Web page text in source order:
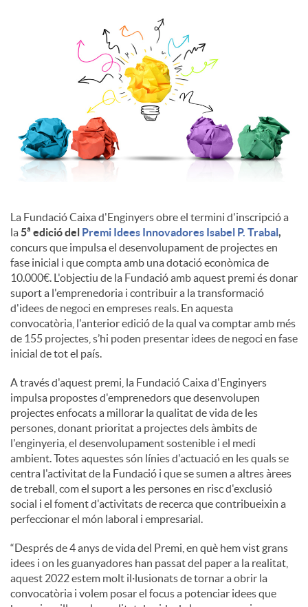
La Fundació Caixa d'Enginyers obre el termini d'inscripció a
la5ª edició del Premi Idees Innovadores Isabel P. Trabal ,
concurs que impulsa el desenvolupament de projectes en
fase inicial i que compta amb una dotació econòmica de
10.000€. L'objectiu de la Fundació amb aquest premi és donar
suport a l'emprenedoria i contribuir a la transformació
d'idees de negoci en empreses reals. En aquesta
convocatòria, l'anterior edició de la qual va comptar amb més
de 155 projectes, s’hi poden presentar idees de negoci en fase
inicial de tot el país.
A través d'aquest premi, la Fundació Caixa d'Enginyers
impulsa propostes d'emprenedors que desenvolupen
projectes enfocats a millorar la qualitat de vida de les
persones, donant prioritat a projectes dels àmbits de
l'enginyeria, el desenvolupament sostenible i el medi
ambient. Totes aquestes són línies d'actuació en les quals se
centra l'activitat de la Fundació i que se sumen a altres àrees
de treball, com el suport a les persones en risc d'exclusió
social i el foment d'activitats de recerca que contribueixin a
perfeccionar el món laboral i empresarial.
“Després de 4 anys de vida del Premi, en què hem vist grans
idees i on les guanyadores han passat del paper a la realitat,
aquest 2022 estem molt il·lusionats de tornar a obrir la
convocatòria i volem posar el focus a potenciar idees que